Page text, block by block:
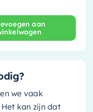
- 30cm - talc (mat
aan
we vaak
kan zijn dat